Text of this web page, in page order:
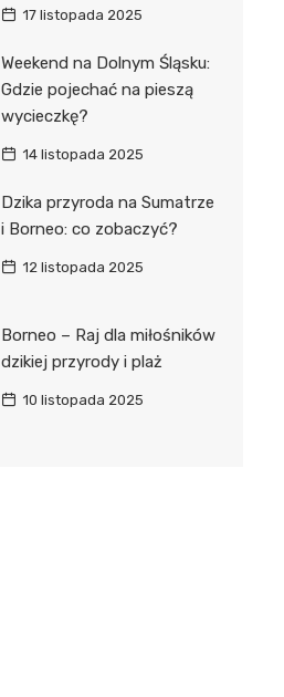
17 listopada 2025
Weekend na Dolnym Śląsku:
Gdzie pojechać na pieszą
wycieczkę?
14 listopada 2025
Dzika przyroda na Sumatrze
i Borneo: co zobaczyć?
12 listopada 2025
Borneo – Raj dla miłośników
dzikiej przyrody i plaż
10 listopada 2025